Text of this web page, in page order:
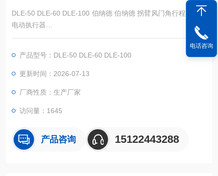
DLE-50 DLE-60 DLE-100 伯纳德 伯纳德 拐臂风门角行程精小型
电动执行器
整体调节型:在整体型基础上引入调节模块即形成整体调节型电动
装置，其电气部分由调节模块、旋钮装置、开度表（或数显）、,
接触器等组成，可接收和输出4- 20mA标准信号。
产品型号：DLE-50 DLE-60 DLE-100
更新时间：2026-07-13
厂商性质：生产厂家
访问量：1645
产品咨询 15122443288
电话咨询